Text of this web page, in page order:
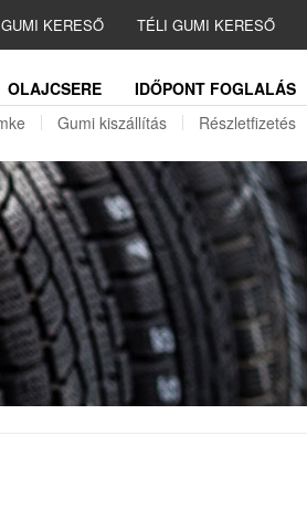
KERESŐ TÉLI GUMI KERESŐ
OLAJCSERE
IDŐPONT FOGLALÁS
Gumi kiszállítás Részletfizetés